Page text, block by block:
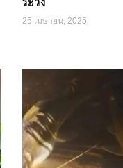
25 เมษายน, 2025